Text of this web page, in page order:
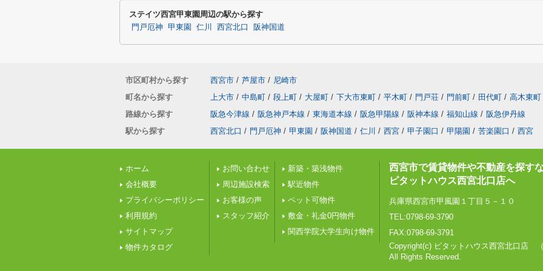
ステイツ西宮甲東園周辺の駅から探す
門戸厄神 甲東園 仁川 西宮北口 阪神国道
市区町村から探す 西宮市 / 芦屋市 / 尼崎市
町名から探す
上大市 / 中島町 / 段上町 / 大屋町 / 下大市東町 / 平木町 / 門戸荘 / 門前町 / 田代町 / 高木東町
路線から探す
阪急今津線 / 阪急神戸本線 / 東海道本線 / 阪急甲陽線 / 阪神本線 / 福知山線 / 阪急伊丹線
駅から探す
西宮北口 / 門戸厄神 / 甲東園 / 阪神国道 / 仁川 / 西宮 / 甲子園口 / 甲陽園 / 苦楽園口 / 西宮
ホーム
会社概要
プライバシーポリシー
利用規約
サイトマップ
物件カタログ
お問い合わせ
周辺施設検索
お客様の声
スタッフ紹介
新築・築浅物件
駅近物件
ペット可物件
敷金・礼金0円物件
関西学院大学生向け物件
西宮市で賃貸物件や不動産を探す
ピタットハウス西宮北口店へ
兵庫県西宮市甲風園１丁目５－１０
TEL:0798-69-3790
FAX:0798-69-3791
Copyright(c) ピタットハウス西宮北口店
All Rights Reserved.